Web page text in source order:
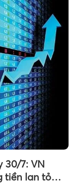
30/7: VN
tiền lan tỏa